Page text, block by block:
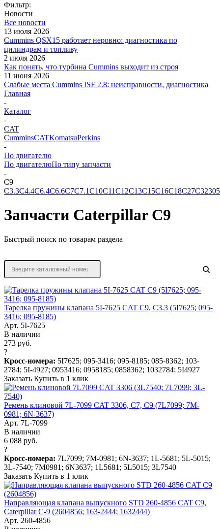
Фильтр:
Новости
Все новости
13 июля 2026
Cummins QSX15 работает неровно: диагностика по
цилиндрам и топливу
2 июля 2026
Как понять, что турбина Cummins выходит из строя
11 июня 2026
Слабые места Cummins ISF 2.8: неисправности, диагностика
Главная
-
Каталог
-
CAT
CumminsCATKomatsuPerkins
-
По двигателю
По двигателюПо типу запчасти
-
C9
C3.3C4.4C6.4C6.6C7C7.1C10C11C12C13C15C16C18C27C32
Запчасти Caterpillar C9
Быстрый поиск по товарам раздела
Тарелка пружины клапана 5I-7625 CAT C9, C3.3 (5I7625; 095-
3416; 095-8185)
Арт. 5I-7625
В наличии
273 руб.
?
Кросс-номера: 5I7625; 095-3416; 095-8185; 085-8362; 103-
2784; 5I-4927; 0953416; 0958185; 0858362; 1032784; 5I4927
Заказать Купить в 1 клик
Ремень клиновой 7L-7099 CAT 3306, C7, C9 (7L7099; 7M-
0981; 6N-3637)
Арт. 7L-7099
В наличии
6 088 руб.
?
Кросс-номера: 7L7099; 7M-0981; 6N-3637; 1L-5681; 5L-5015;
3L-7540; 7M0981; 6N3637; 1L5681; 5L5015; 3L7540
Заказать Купить в 1 клик
Направляющая клапана выпускного STD 260-4856 CAT C9,
Caterpillar C-9 (2604856; 163-2444; 1632444)
Арт. 260-4856